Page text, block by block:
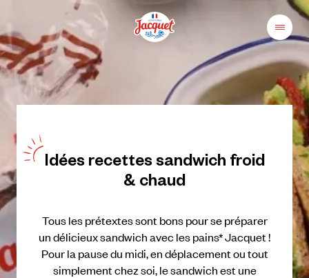
content
Menu
Idées recettessandwich froid
& chaud
Tous les prétextessont bons pourse préparer
undélicieuxsandwichaveclespains*Jacquet!
Pour la pausedu midi,endéplacementoutout
simplementchezsoi, lesandwichest une